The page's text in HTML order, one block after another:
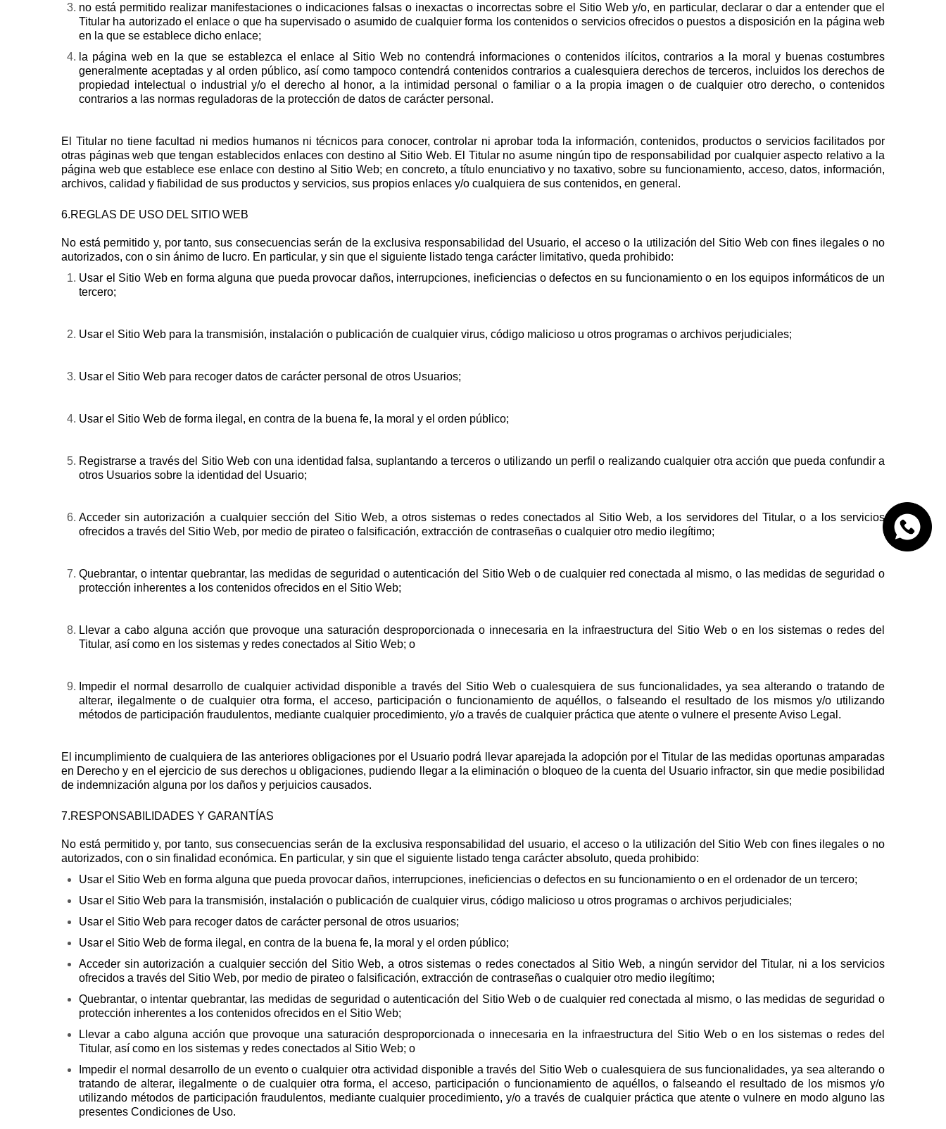
no está permitido realizar manifestaciones o indicaciones falsas o inexactas o incorrectas sobre el Sitio Web y/o, en particular, declarar o dar a entender que el
Titular ha autorizado el enlace o que ha supervisado o asumido de cualquier forma los contenidos o servicios ofrecidos o puestos a disposición en la página web
en la que se establece dicho enlace;
la página web en la que se establezca el enlace al Sitio Web no contendrá informaciones o contenidos ilícitos, contrarios a la moral y buenas costumbres
generalmente aceptadas y al orden público, así como tampoco contendrá contenidos contrarios a cualesquiera derechos de terceros, incluidos los derechos de
propiedad intelectual o industrial y/o el derecho al honor, a la intimidad personal o familiar o a la propia imagen o de cualquier otro derecho, o contenidos
contrarios a las normas reguladoras de la protección de datos de carácter personal.
El Titular no tiene facultad ni medios humanos ni técnicos para conocer, controlar ni aprobar toda la información, contenidos, productos o servicios facilitados por
otras páginas web que tengan establecidos enlaces con destino al Sitio Web. El Titular no asume ningún tipo de responsabilidad por cualquier aspecto relativo a la
página web que establece ese enlace con destino al Sitio Web; en concreto, a título enunciativo y no taxativo, sobre su funcionamiento, acceso, datos, información,
archivos, calidad y fiabilidad de sus productos y servicios, sus propios enlaces y/o cualquiera de sus contenidos, en general.
6.REGLAS DE USO DEL SITIO WEB
No está permitido y, por tanto, sus consecuencias serán de la exclusiva responsabilidad del Usuario, el acceso o la utilización del Sitio Web con fines ilegales o no
autorizados, con o sin ánimo de lucro. En particular, y sin que el siguiente listado tenga carácter limitativo, queda prohibido:
Usar el Sitio Web en forma alguna que pueda provocar daños, interrupciones, ineficiencias o defectos en su funcionamiento o en los equipos informáticos de un
tercero;
Usar el Sitio Web para la transmisión, instalación o publicación de cualquier virus, código malicioso u otros programas o archivos perjudiciales;
Usar el Sitio Web para recoger datos de carácter personal de otros Usuarios;
Usar el Sitio Web de forma ilegal, en contra de la buena fe, la moral y el orden público;
Registrarse a través del Sitio Web con una identidad falsa, suplantando a terceros o utilizando un perfil o realizando cualquier otra acción que pueda confundir a
otros Usuarios sobre la identidad del Usuario;
Acceder sin autorización a cualquier sección del Sitio Web, a otros sistemas o redes conectados al Sitio Web, a los servidores del Titular, o a los servicios
ofrecidos a través del Sitio Web, por medio de pirateo o falsificación, extracción de contraseñas o cualquier otro medio ilegítimo;
Quebrantar, o intentar quebrantar, las medidas de seguridad o autenticación del Sitio Web o de cualquier red conectada al mismo, o las medidas de seguridad o
protección inherentes a los contenidos ofrecidos en el Sitio Web;
Llevar a cabo alguna acción que provoque una saturación desproporcionada o innecesaria en la infraestructura del Sitio Web o en los sistemas o redes del
Titular, así como en los sistemas y redes conectados al Sitio Web; o
Impedir el normal desarrollo de cualquier actividad disponible a través del Sitio Web o cualesquiera de sus funcionalidades, ya sea alterando o tratando de
alterar, ilegalmente o de cualquier otra forma, el acceso, participación o funcionamiento de aquéllos, o falseando el resultado de los mismos y/o utilizando
métodos de participación fraudulentos, mediante cualquier procedimiento, y/o a través de cualquier práctica que atente o vulnere el presente Aviso Legal.
El incumplimiento de cualquiera de las anteriores obligaciones por el Usuario podrá llevar aparejada la adopción por el Titular de las medidas oportunas amparadas
en Derecho y en el ejercicio de sus derechos u obligaciones, pudiendo llegar a la eliminación o bloqueo de la cuenta del Usuario infractor, sin que medie posibilidad
de indemnización alguna por los daños y perjuicios causados.
7.RESPONSABILIDADES Y GARANTÍAS
No está permitido y, por tanto, sus consecuencias serán de la exclusiva responsabilidad del usuario, el acceso o la utilización del Sitio Web con fines ilegales o no
autorizados, con o sin finalidad económica. En particular, y sin que el siguiente listado tenga carácter absoluto, queda prohibido:
Usar el Sitio Web en forma alguna que pueda provocar daños, interrupciones, ineficiencias o defectos en su funcionamiento o en el ordenador de un tercero;
Usar el Sitio Web para la transmisión, instalación o publicación de cualquier virus, código malicioso u otros programas o archivos perjudiciales;
Usar el Sitio Web para recoger datos de carácter personal de otros usuarios;
Usar el Sitio Web de forma ilegal, en contra de la buena fe, la moral y el orden público;
Acceder sin autorización a cualquier sección del Sitio Web, a otros sistemas o redes conectados al Sitio Web, a ningún servidor del Titular, ni a los servicios
ofrecidos a través del Sitio Web, por medio de pirateo o falsificación, extracción de contraseñas o cualquier otro medio ilegítimo;
Quebrantar, o intentar quebrantar, las medidas de seguridad o autenticación del Sitio Web o de cualquier red conectada al mismo, o las medidas de seguridad o
protección inherentes a los contenidos ofrecidos en el Sitio Web;
Llevar a cabo alguna acción que provoque una saturación desproporcionada o innecesaria en la infraestructura del Sitio Web o en los sistemas o redes del
Titular, así como en los sistemas y redes conectados al Sitio Web; o
Impedir el normal desarrollo de un evento o cualquier otra actividad disponible a través del Sitio Web o cualesquiera de sus funcionalidades, ya sea alterando o
tratando de alterar, ilegalmente o de cualquier otra forma, el acceso, participación o funcionamiento de aquéllos, o falseando el resultado de los mismos y/o
utilizando métodos de participación fraudulentos, mediante cualquier procedimiento, y/o a través de cualquier práctica que atente o vulnere en modo alguno las
presentes Condiciones de Uso.